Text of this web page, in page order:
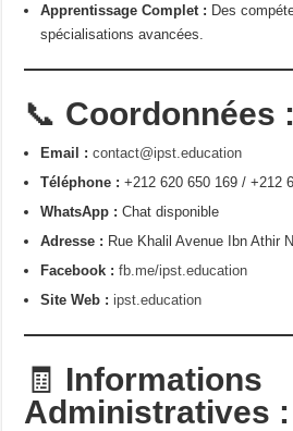
Apprentissage Complet : Des
spécialisations avancées.
📞 Coordonnées :
Email : contact@ipst.education
Téléphone : +212 620 650 169 / +212
WhatsApp : Chat disponible
Adresse : Rue Khalil Avenue Ibn Athir
Facebook : fb.me/ipst.education
Site Web : ipst.education
🧾 Informations
Administratives :